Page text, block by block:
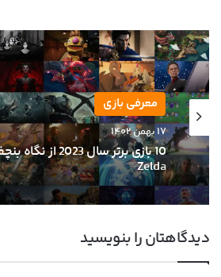
معرفی بازی
۱۷ بهمن ۱۴۰۲
بازی
۳۰ دی ۱۴۰۲
نقد و بررسی بازی The Finals; تولد یک پدیده‌؟
دیدگاهتان را بنویسید